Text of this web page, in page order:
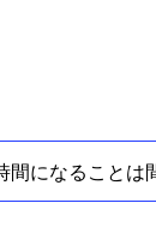
になることは